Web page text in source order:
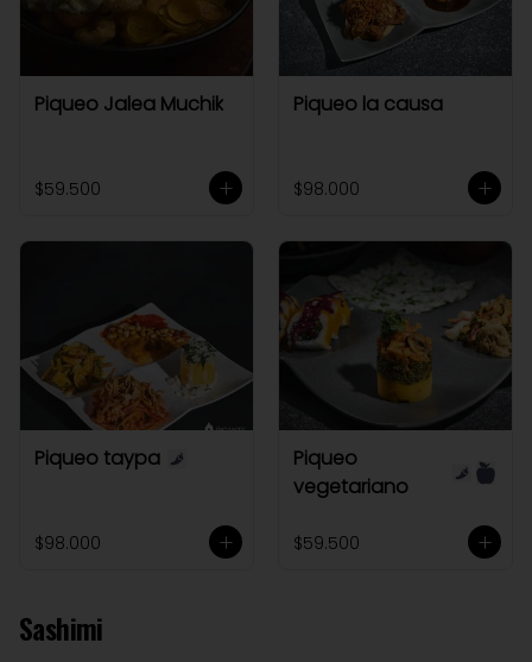
Piqueo Jalea Muchik
$59.500
Piqueo la causa
$98.000
Piqueo taypa
$98.000
Piqueo
vegetariano
$59.500
Sashimi